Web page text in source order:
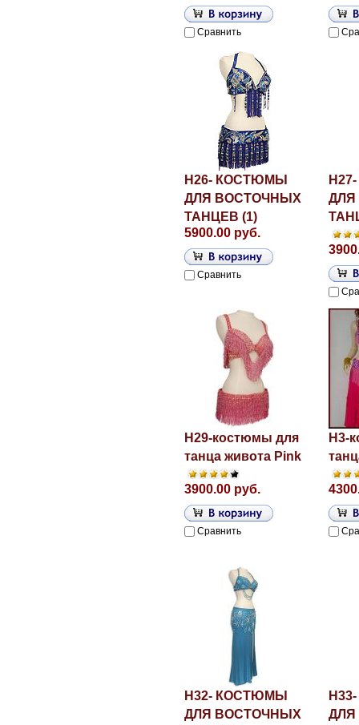
Сравнить
H26- КОСТЮМЫ
ДЛЯ ВОСТОЧНЫХ
ТАНЦЕВ (1)
5900.00 руб.
Сравнить
H29-костюмы для
танца живота Pink
3900.00 руб.
Сравнить
H3-
H32- КОСТЮМЫ
ДЛЯ ВОСТОЧНЫХ